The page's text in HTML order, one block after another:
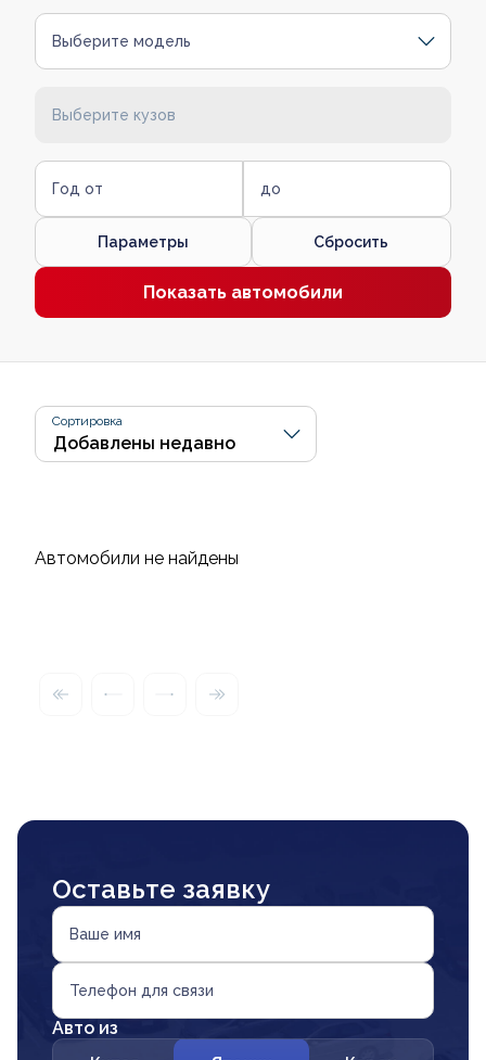
Выберите модель
Выберите кузов
Год от до
Параметры Сбросить
Показать автомобили
Сортировка
Автомобили не найдены
Оставьте заявку
Ваше имя
Телефон для связи
Авто из